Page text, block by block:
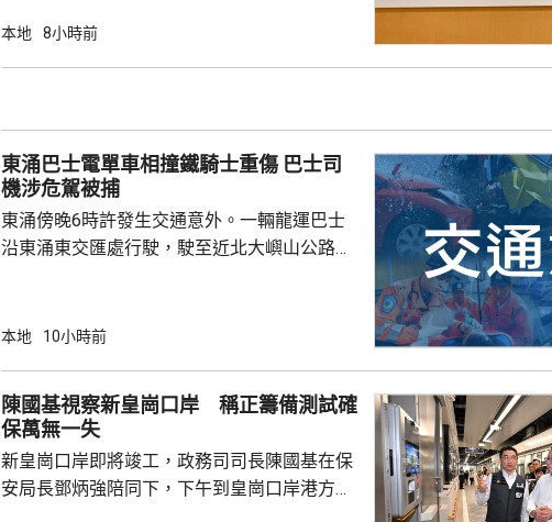
資料，今日收到核實結果，發現一名昨日在屋
泳池持牌人提出檢控。 食環署表示，今年至頭
上月底，對逾1400個持牌私人...
本地 8小時前
東涌巴士電單車相撞鐵騎士重傷 巴士司
機涉危駕被捕
東涌傍晚6時許發生交通意外。一輛龍運巴士
沿東涌東交匯處行駛，駛至近北大嶼山公路出
體多處受傷，昏迷送往北大嶼山醫院治理。
往沙田的路線E42巴士，已即時暫停涉事車長
駕駛職務，派員到醫院慰問傷者，並會配合警
方調查事故原因。
本地 10小時前
陳國基視察新皇崗口岸 稱正籌備測試確
保萬無一失
新皇崗口岸即將竣工，政務司司長陳國基在保
安局長鄧炳強陪同下，下午到皇崗口岸港方口